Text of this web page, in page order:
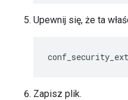
Upewnij się, że ta
Zapisz plik.